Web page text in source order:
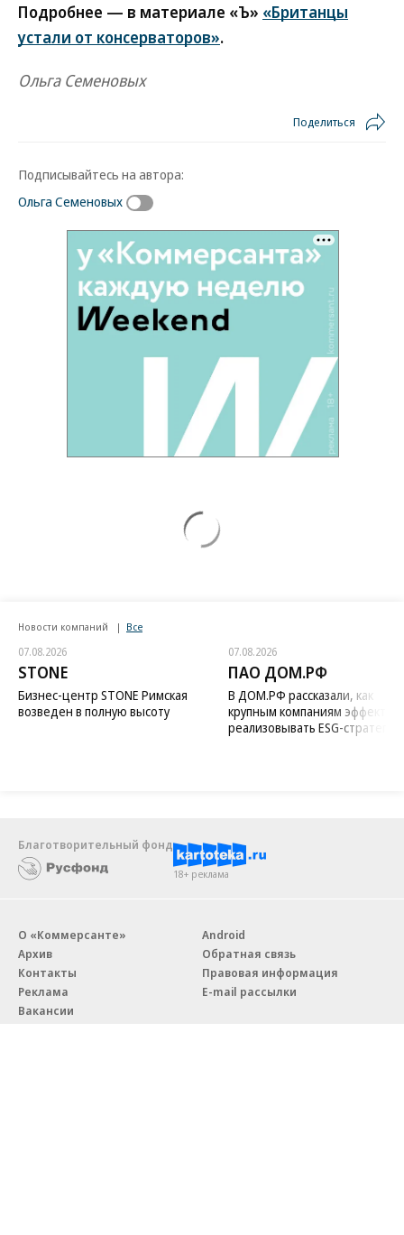
Подробнее — в материале «Ъ» «Британцы
устали от консерваторов».
Ольга Семеновых
Поделиться
Подписывайтесь на автора:
Ольга Семеновых
Новости компаний Все
07.08.2026
STONE
Бизнес-центр STONE Римская
возведен в полную высоту
07.08.2026
ПАО ДОМ.РФ
В ДОМ.РФ рассказали, как
крупным компаниям
реализовывать ESG-стратегию
Благотворительный фонд
18+ реклама
О «Коммерсанте»
Архив
Контакты
Реклама
Вакансии
Android
Обратная связь
Правовая информация
E-mail рассылки